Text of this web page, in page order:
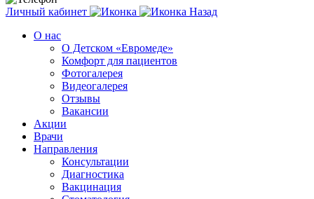
Личный кабинет
Назад
О нас
О Детском «Евромеде»
Комфорт для пациентов
Фотогалерея
Видеогалерея
Отзывы
Вакансии
Акции
Врачи
Направления
Консультации
Диагностика
Вакцинация